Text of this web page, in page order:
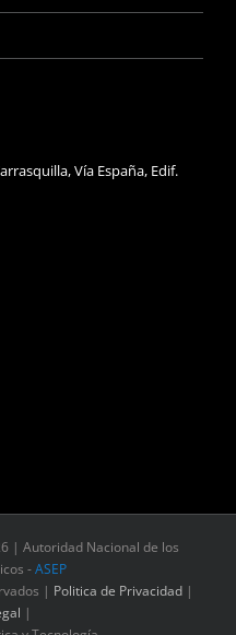
Vía España, Edif.
| Autoridad Nacional de los
-ASEP
| Politica de Privacidad |
|